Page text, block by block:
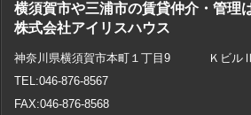
横須賀市や三浦市の賃貸仲介・管理
株式会社アイリスハウス
神奈川県横須賀市本町１丁目9 Ｋビル
TEL:046-876-8567
FAX:046-876-8568